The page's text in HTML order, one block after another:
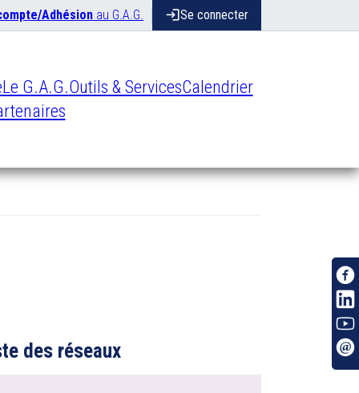
Adhésion au G.A.G. loginSe connecter
Le G.A.G.Outils & ServicesCalendrier
des réseaux